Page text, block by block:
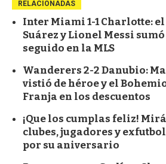
RELACIONADAS
Inter Miami 1-1 Charlotte:
Suárez y Lionel Messi
seguido en la MLS
Wanderers 2-2 Danubio:
vistió de héroe y el
Franja en los descuentos
¡Que los cumplas feliz!
clubes, jugadores y
por su aniversario